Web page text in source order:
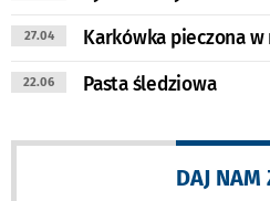
27.04 Karkówka pieczona
22.06 Pasta śledziowa
DAJ NAM